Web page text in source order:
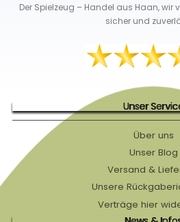
Der Spielzeug – Handel aus Haan, wir
sicher und
Unser
Über uns
Unser Blog
Versand &
Unsere
Verträge hier